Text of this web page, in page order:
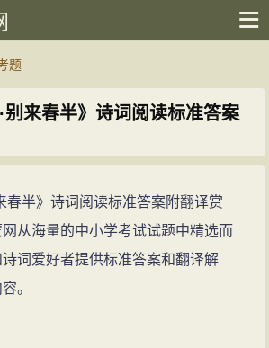
题
别来春半》诗词阅读标准答案
春半》诗词阅读标准答案附翻译赏
从海量的中小学考试试题中精选而
词爱好者提供标准答案和翻译解
。